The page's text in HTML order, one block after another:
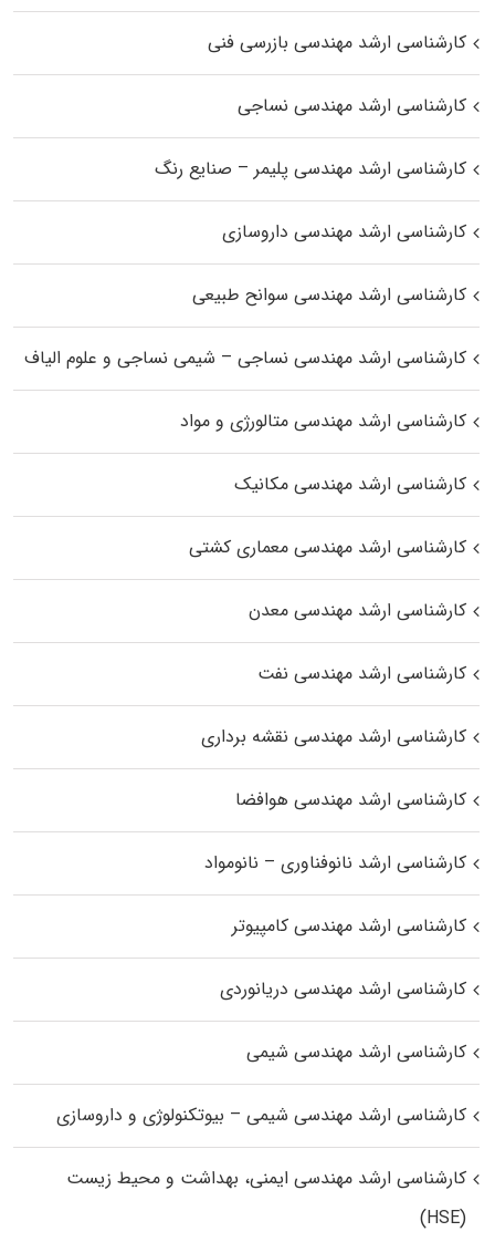
کارشناسی ارشد مهندسی بازرسی فنی
کارشناسی ارشد مهندسی نساجی
کارشناسی ارشد مهندسی پلیمر – صنایع رنگ
کارشناسی ارشد مهندسی داروسازی
کارشناسی ارشد مهندسی سوانح طبیعی
کارشناسی ارشد مهندسی نساجی – شیمی نساجی و علوم الیاف
کارشناسی ارشد مهندسی متالورژی و مواد
کارشناسی ارشد مهندسی مکانیک
کارشناسی ارشد مهندسی معماری کشتی
کارشناسی ارشد مهندسی معدن
کارشناسی ارشد مهندسی نفت
کارشناسی ارشد مهندسی نقشه برداری
کارشناسی ارشد مهندسی هوافضا
کارشناسی ارشد نانوفناوری – نانومواد
کارشناسی ارشد مهندسی کامپیوتر
کارشناسی ارشد مهندسی دریانوردی
کارشناسی ارشد مهندسی شیمی
کارشناسی ارشد مهندسی شیمی – بیوتکنولوژی و داروسازی
کارشناسی ارشد مهندسی ایمنی، بهداشت و محیط زیست
(HSE)